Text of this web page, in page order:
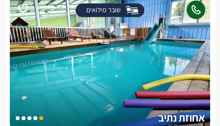
שובר מילואים
אחוזת נתיב